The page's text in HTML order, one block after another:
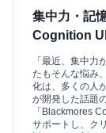
集中力・記
Cognition
「最近、集中
たもそんな悩み
化は、多くの人
が開発した話題
「Blackmores
サポートし、ク